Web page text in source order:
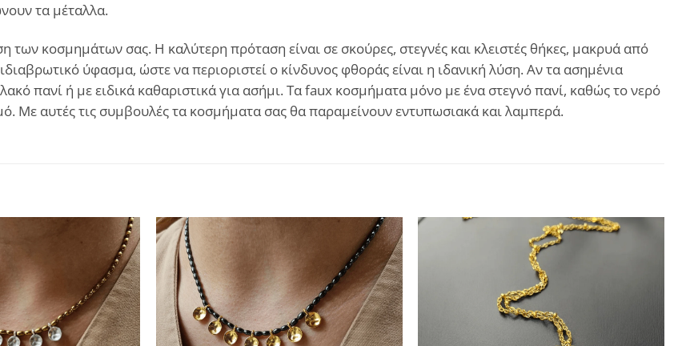
τα μέταλλα.
των κοσμημάτων σας. Η καλύτερη πρόταση είναι σε σκούρες, στεγνές και κλειστές θήκες, μακρυά από
ύφασμα, ώστε να περιοριστεί ο κίνδυνος φθοράς είναι η ιδανική λύση. Αν τα ασημένια
πανί ή με ειδικά καθαριστικά για ασήμι. Τα faux κοσμήματα μόνο με ένα στεγνό πανί, καθώς το νερό
Με αυτές τις συμβουλές τα κοσμήματα σας θα παραμείνουν εντυπωσιακά και λαμπερά.
Add to
wishlist
Add to
wishlist